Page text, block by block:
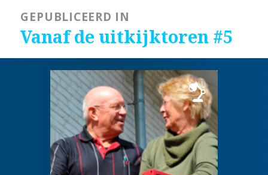
navigatieGEPUBLICEERD IN
Vanaf de uitkijktoren #5